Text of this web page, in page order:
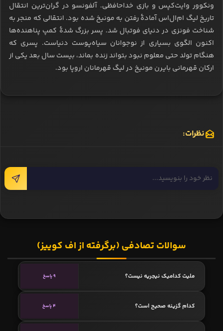
ونکوور وایت‌کپس و بازی خداحافظی. آلفونسو در گران‌ترین انتقال
تاریخ لیگ ام‌ال‌اس آمادۀ رفتن به مونیخ شده بود. انتقالی که منجر به
شناخت فونزی در دنیای فوتبال شد. پسر بزرگ شدۀ کمپ پناهنده‌ها
اکنون الگوی بسیاری از نوجوانان سیاه‌پوست دنیاست. پسری که
هنگام تولد حتی معلوم نبود بتواند زنده بماند، بیست سال بعد یکی از
ارکان قهرمانی بایرن مونیخ در لیگ قهرمانان اروپا بود.
نظرات:
سوالات تصادفی (برگرفته از اف کوییز)
ملیت کدامیک نیجریه نیست؟ 9 پاسخ
کدام گزینه صحیح است؟ 4 پاسخ